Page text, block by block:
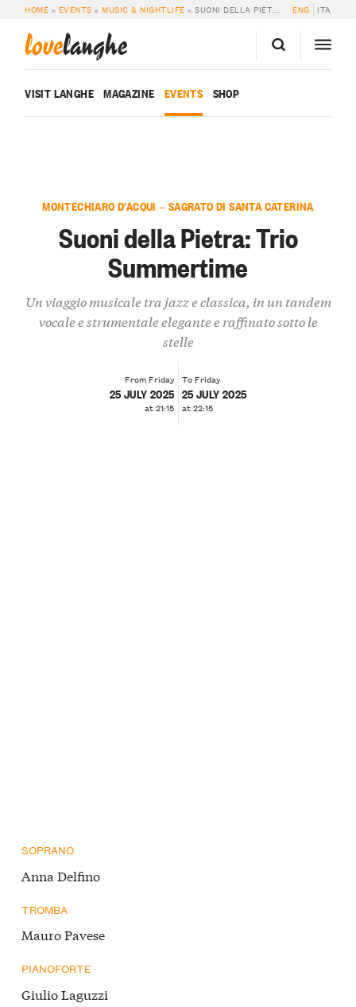
HOME » EVENTS »MUSIC & NIGHTLIFE »SUONI DELLA PIETRA: TRIO SUMMERTIME ENG ITA
lovelanghe
VISIT LANGHE MAGAZINE EVENTS SHOP
MONTECHIARO D’ACQUI — SAGRATO DI SANTA CATERINA
Suoni della Pietra: Trio
Summertime
Un viaggio musicale tra jazz e classica, in un tandem
vocale e strumentale elegante e raffinato sotto le
stelle
From Friday
25 JULY 2025
at 21:15
To Friday
25 JULY 2025
at 22:15
SOPRANO
Anna Delfino
TROMBA
Mauro Pavese
PIANOFORTE
Giulio Laguzzi